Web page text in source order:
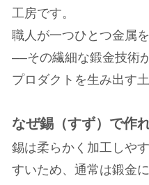
工房です。
職人が一つひとつ金属
——その繊細な鍛金技術
プロダクトを生み出す
なぜ錫（すず）で作
錫は柔らかく加工しや
すいため、通常は鍛金